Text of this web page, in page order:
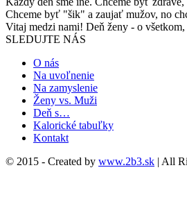
Chceme byť "šik" a zaujať mužov, no
Vitaj medzi nami! Deň ženy - o všetkom,
SLEDUJTE NÁS
O nás
Na uvoľnenie
Na zamyslenie
Ženy vs. Muži
Deň s…
Kalorické tabuľky
Kontakt
© 2015 - Created by www.2b3.sk | All